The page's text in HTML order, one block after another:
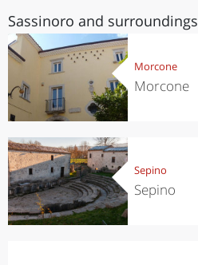
Sassinoro and surroundings
Morcone
Morcone
Sepino
Sepino